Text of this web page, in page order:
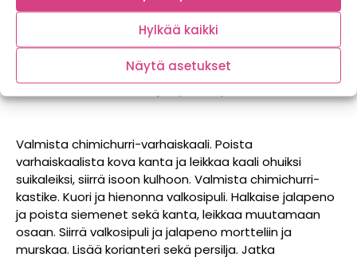
Hylkää kaikki
Näytä asetukset
1 rkl sitruunamehua
Lisäksi: korianteria, jalapenoviipaleita
Valmista chimichurri-varhaiskaali. Poista
varhaiskaalista kova kanta ja leikkaa kaali ohuiksi
suikaleiksi, siirrä isoon kulhoon. Valmista chimichurri-
kastike. Kuori ja hienonna valkosipuli. Halkaise jalapeno
ja poista siemenet sekä kanta, leikkaa muutamaan
osaan. Siirrä valkosipuli ja jalapeno mortteliin ja
murskaa. Lisää korianteri sekä persilja. Jatka